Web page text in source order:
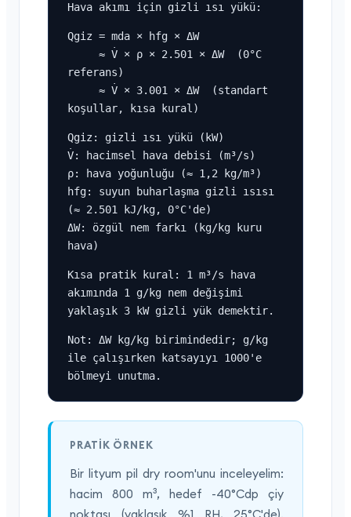
Hava akımı için gizli ısı yükü:
Qgiz = mda × hfg × ΔW
referans)
koşullar, kısa kural)
Qgiz: gizli ısı yükü (kW)
V̇: hacimsel hava debisi (m³/s)
ρ: hava yoğunluğu (≈ 1,2 kg/m³)
hfg: suyun buharlaşma gizli ısısı
(≈ 2.501 kJ/kg, 0°C'de)
ΔW: özgül nem farkı (kg/kg kuru
hava)
Kısa pratik kural: 1 m³/s hava
akımında 1 g/kg nem değişimi
yaklaşık 3 kW gizli yük demektir.
Not: ΔW kg/kg birimindedir; g/kg
ile çalışırken katsayıyı 1000'e
bölmeyi unutma.
PRATIK ÖRNEK
Bir lityum pil dry room'unu inceleyelim:
hacim 800 m³, hedef -40°Cdp çiy